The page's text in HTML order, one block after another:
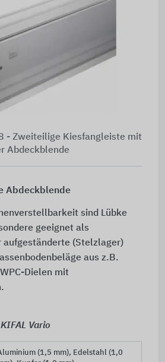
- Zweiteilige Kiesfangleiste mit
Abdeckblende
Abdeckblende
sind Lübke
geeignet als
aufgeständerte (Stelzlager)
aus z.B.
Dielen mit
KIFAL Vario
(1,5 mm), Edelstahl (1,0